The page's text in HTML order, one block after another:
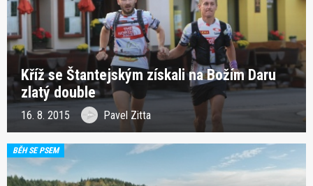
Kříž se Štantejským získali na Božím Daru
zlatý double
16. 8. 2015 Pavel Zitta
BĚH SE PSEM